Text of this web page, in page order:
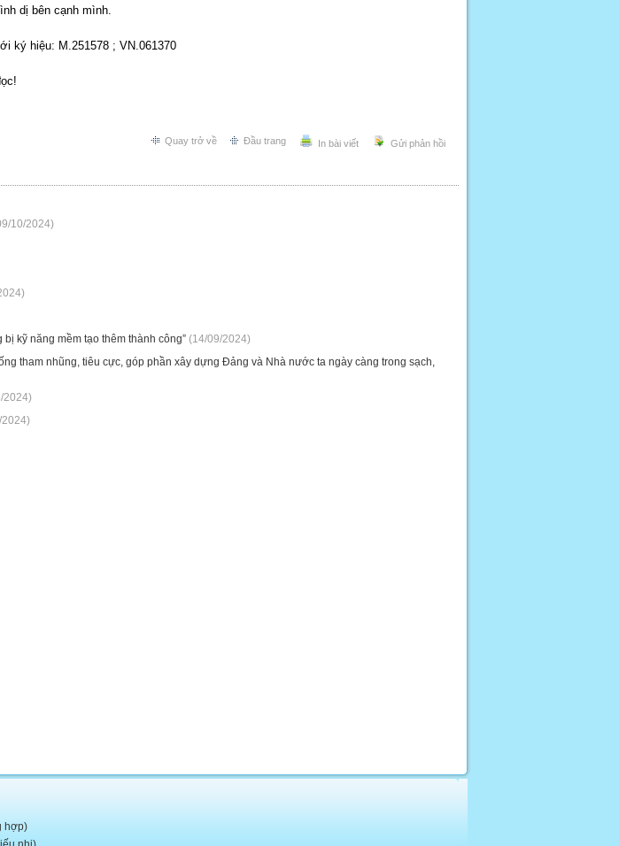
dị bên cạnh mình.
ký hiệu: M.251578 ; VN.061370
Gửi phản hồi
In bài viết
Đầu trang
Quay trở về
10/2024)
kỹ năng mềm tạo thêm thành công” (14/09/2024)
tham nhũng, tiêu cực, góp phần xây dựng Đảng và Nhà nước ta ngày càng trong sạch,
2024)
hợp)